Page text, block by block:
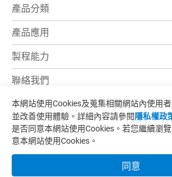
產品分類
產品應用
製程能力
聯絡我們
電子型錄
最新消息
苗栗縣竹南鎮永貞路一段
本網站使用Cookies及蒐集相關網站內使用
並改善使用體驗。詳細內容請參閱 隱私權政
是否同意本網站使用Cookies。若您繼續瀏
意本網站使用Cookies。
同意